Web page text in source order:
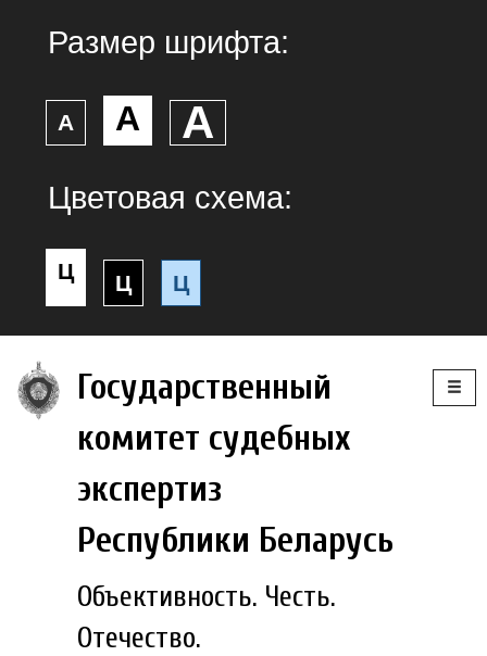
Размер шрифта:
А А А
Цветовая схема:
Ц Ц Ц
Государственный
комитет судебных
экспертиз
Республики Беларусь
Объективность. Честь.
Отечество.